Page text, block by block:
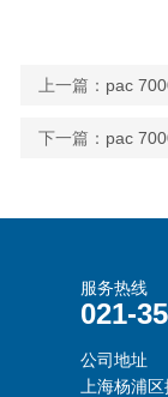
上一篇： pac
下一篇： pac
服务热线
021-
公司地址
上海杨浦